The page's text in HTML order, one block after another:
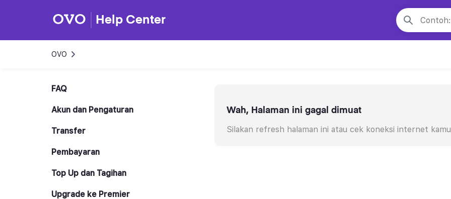
Help Center
OVO
FAQ
Akun dan Pengaturan
Transfer
Pembayaran
Top Up dan Tagihan
Upgrade ke Premier
Wah, Halaman ini gagal dimuat
Silakan refresh halaman ini atau cek koneksi internet